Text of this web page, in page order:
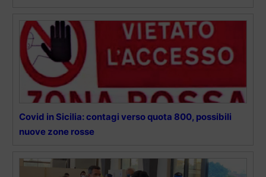
Covid in Sicilia: contagi verso quota 800, possibili
nuove zone rosse